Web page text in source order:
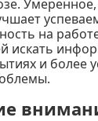
на
искать
и более